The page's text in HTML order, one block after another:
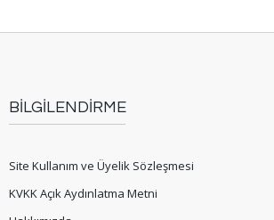
BİLGİLENDİRME
Site Kullanım ve Üyelik Sözleşmesi
KVKK Açık Aydınlatma Metni